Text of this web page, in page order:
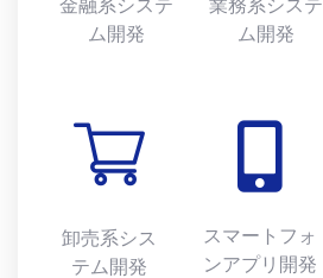
金融系システ
ム開発
業務系システ
ム開発
卸売系シス
テム開発
スマートフォ
ンアプリ開発